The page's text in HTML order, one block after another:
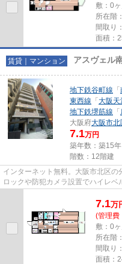
敷：0
所在階
間取り
面積：
賃貸｜マンション アスヴェル
地下鉄谷町線 「
東西線 「 大阪天
地下鉄堺筋線 「
大阪府大阪市北
7.1万円
築年数：築15年
階数：12階建
インターネット無料。大阪市北区の
ロックや防犯カメラ設置でハイレベ
7.1万
(管理費
敷：0
所在階
間取り
面積：